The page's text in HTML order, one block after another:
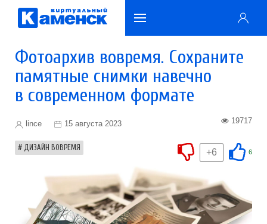
Фотоархив вовремя. Сохраните
памятные снимки навечно
в современном формате
lince 15 августа 2023 19717
ДИЗАЙН ВОВРЕМЯ 6
+6